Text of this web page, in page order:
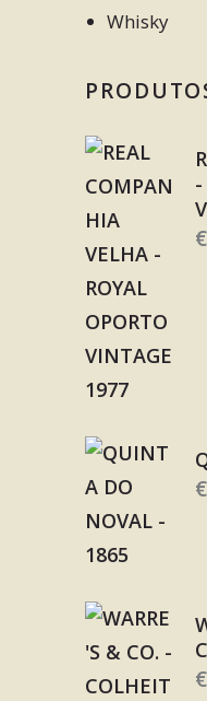
Whisky
-
€
€
€